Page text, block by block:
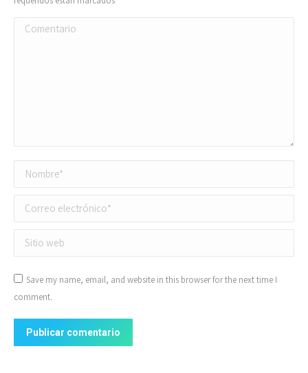
Comentario
Nombre *
Correo electrónico *
Sitio web
Save my name, email, and website in this browser for the next time I
comment.
Publicar comentario